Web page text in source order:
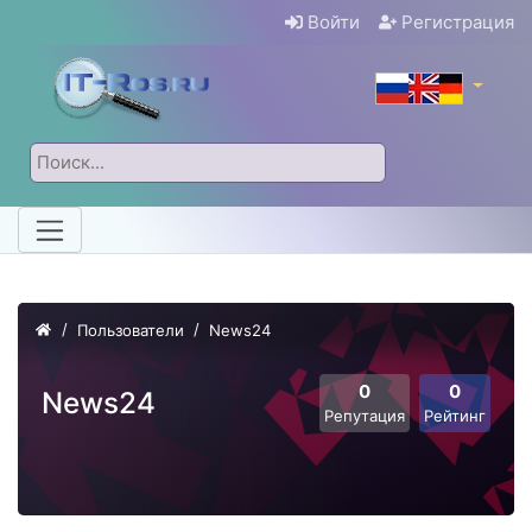
Войти Регистрация
Пользователи News24
News24 0
Репутация
0
Рейтинг